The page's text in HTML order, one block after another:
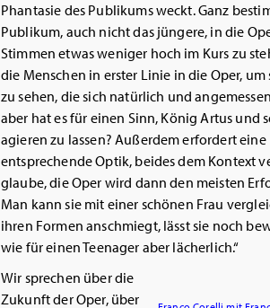
Phantasie des Publikums weckt. Ganz
Publikum, auch nicht das jüngere, in die
Stimmen etwas weniger hoch im Kurs zu
die Menschen in erster Linie in die Oper,
zu sehen, die sich natürlich und
aber hat es für einen Sinn, König Artus und
agieren zu lassen? Außerdem erfordert
entsprechende Optik, beides dem Kontext
glaube, die Oper wird dann den meisten
Man kann sie mit einer schönen Frau
ihren Formen anschmiegt, lässt sie noch
wie für einen Teenager aber lächerlich.“
Wir sprechen über die
Zukunft der Oper, über